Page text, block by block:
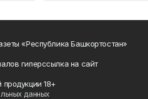
«Республика Башкортостан»
гиперссылка на сайт
18+
данных